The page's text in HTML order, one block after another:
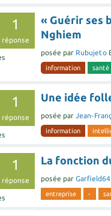
1
réponse
« Guérir ses
Nghiem
posée par Rubujeto
information santé
1
réponse
Une idée
posée par Jean-
information
1
réponse
La fonction
posée par Garfield64
entreprise -